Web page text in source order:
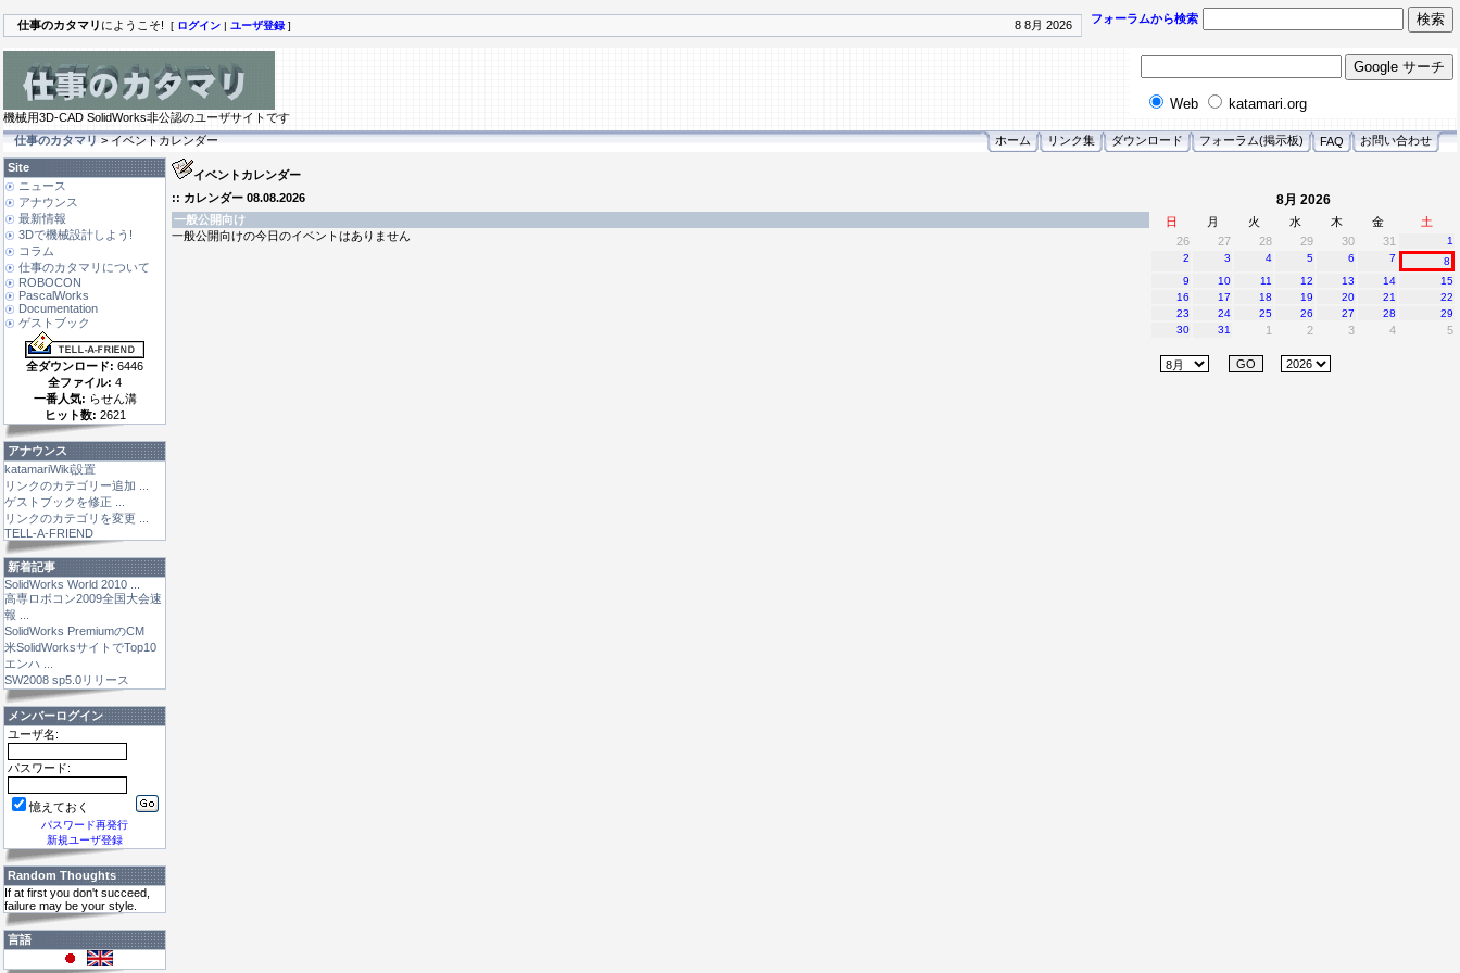
仕事のカタマリ にようこそ! [ ログイン | ユーザ登録 ] 8 8月 2026 フォーラムから検索
機械用3D-CAD SolidWorks非公認のユーザサイトです
Web katamari.org
仕事のカタマリ> イベントカレンダー ホーム リンク集 ダウンロード フォーラム(掲示板) FAQ お問い合わせ
Site
ニュース
アナウンス
最新情報
3Dで機械設計しよう!
コラム
仕事のカタマリについて
ROBOCON
PascalWorks
Documentation
ゲストブック
全ダウンロード: 6446
全ファイル: 4
一番人気: らせん溝
ヒット数: 2621
アナウンス
katamariWiki設置
リンクのカテゴリー追加 ...
ゲストブックを修正 ...
リンクのカテゴリを変更 ...
TELL-A-FRIEND
新着記事
SolidWorks World 2010 ...
高専ロボコン2009全国大会速
報 ...
SolidWorks PremiumのCM
米SolidWorksサイトでTop10
エンハ ...
SW2008 sp5.0リリース
メンバーログイン
ユーザ名:
パスワード:
憶えておく
パスワード再発行
新規ユーザ登録
Random Thoughts
If at first you don't succeed,
failure may be your style.
言語
イベントカレンダー
:: カレンダー 08.08.2026
一般公開向け
一般公開向けの今日のイベントはありません
8月 2026
日 月 火 水 木 金
土
26
27 28 29 30 31
1
2
3 4 5 6 7
8
9
10 11 12 13 14
15
16
17 18 19 20 21
22
23
24 25 26 27 28
29
30
31 1 2 3 4 5